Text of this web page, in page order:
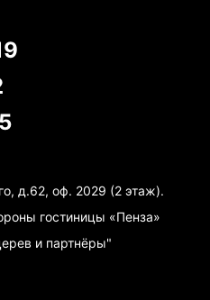
д.62, оф. 2029 (2 этаж).
гостиницы «Пенза»
и партнёры"